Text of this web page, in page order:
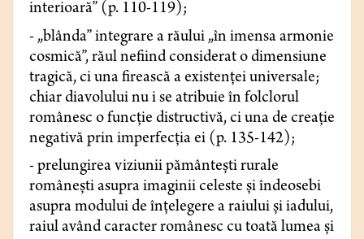
interioară” (p. 110-119);
- „blânda” integrare a răului „în imensa armonie
cosmică”, răul nefiind considerat o dimensiune
tragică, ci una firească a existenței universale;
chiar diavolului nu i se atribuie în folclorul
românesc o funcție distructivă, ci una de creație
negativă prin imperfecția ei (p. 135-142);
- prelungirea viziunii pământești rurale
românești asupra imaginii celeste și îndeosebi
asupra modului de înțelegere a raiului și iadului,
raiul având caracter românesc cu toată lumea și